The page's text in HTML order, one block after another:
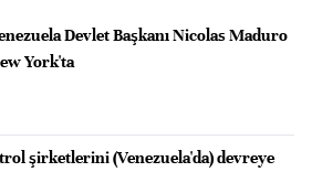
Devlet Başkanı Nicolas Maduro
York'ta
şirketlerini (Venezuela'da) devreye